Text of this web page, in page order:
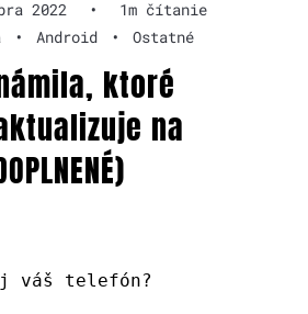
2022 •
1m čítanie
• Android • Ostatné
ktoré
na
váš telefón?